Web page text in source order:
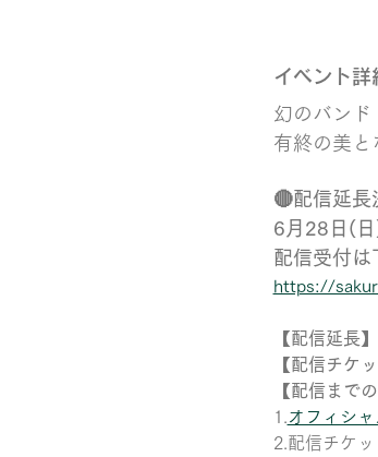
イベント詳
幻のバンド
有終の美と
🔴配信延長
6月28日(日
配信受付は
https://
【配信延長】
【配信チケッ
【配信まで
1. オフィシ
2.配信チケ